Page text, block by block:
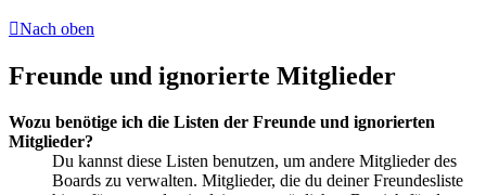
Nach oben
Freunde und ignorierte Mitglieder
Wozu benötige ich die Listen der Freunde und ignorierten
Mitglieder?
Du kannst diese Listen benutzen, um andere Mitglieder des
Boards zu verwalten. Mitglieder, die du deiner Freundesliste